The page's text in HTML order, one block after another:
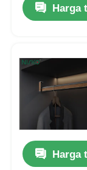
Harga
Harga